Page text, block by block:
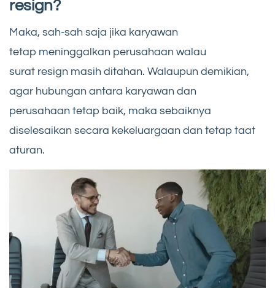
resign?
Maka, sah-sah saja jika karyawan
tetap meninggalkan perusahaan walau
surat resign masih ditahan. Walaupun demikian,
agar hubungan antara karyawan dan
perusahaan tetap baik, maka sebaiknya
diselesaikan secara kekeluargaan dan tetap taat
aturan.